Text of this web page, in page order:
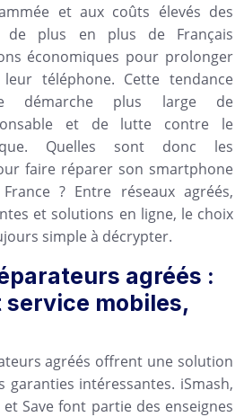
et aux coûts élevés des
de plus en plus de Français
économiques pour prolonger
téléphone. Cette tendance
démarche plus large de
et de lutte contre le
Quelles sont donc les
faire réparer son smartphone
? Entre réseaux agréés,
et solutions en ligne, le choix
simple à décrypter.
agréés :
service mobiles,
agréés offrent une solution
garanties intéressantes. iSmash,
Save font partie des enseignes